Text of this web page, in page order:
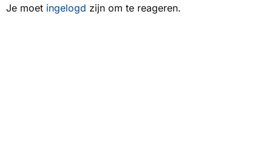
Je moet ingelogd zijn om te reageren.